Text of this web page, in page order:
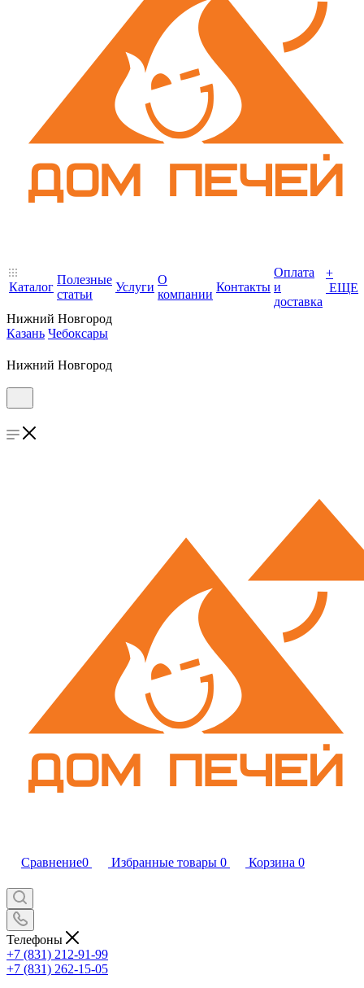
Каталог
Полезные
статьи
Услуги
О
компании
Контакты
Оплата
и
доставка
+
ЕЩЕ
Нижний Новгород
Казань Чебоксары
Нижний Новгород
Сравнение0 Избранные товары 0 Корзина 0
Телефоны
+7 (831) 212-91-99
+7 (831) 262-15-05